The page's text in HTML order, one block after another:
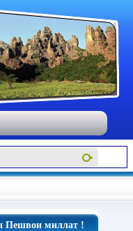
Пешвои миллат !